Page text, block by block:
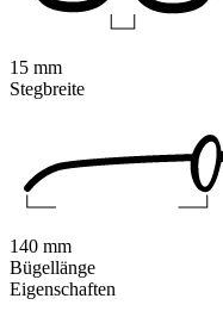
Eigenschaften
15 mm
Stegbreite
140 mm
Bügellänge